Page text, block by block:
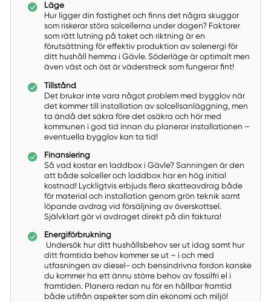
Läge
Hur ligger din fastighet och finns det några skuggor
som riskerar störa solcellerna under dagen? Faktorer
som rätt lutning på taket och riktning är en
förutsättning för effektiv produktion av solenergi för
ditt hushåll hemma i Gävle. Söderläge är optimalt men
även väst och öst är väderstreck som fungerar fint!
Tillstånd
Det brukar inte vara något problem med bygglov när
det kommer till installation av solcellsanläggning, men
ta ändå det säkra före det osäkra och hör med
kommunen i god tid innan du planerar installationen –
eventuella bygglov kan ta tid!
Finansiering
Så vad kostar en laddbox i Gävle? Sanningen är den
att både solceller och laddbox har en hög initial
kostnad! Lyckligtvis erbjuds flera skatteavdrag både
för material och installation genom grön teknik samt
löpande avdrag vid försäljning av överskottsel.
Självklart gör vi avdraget direkt på din faktura!
Energiförbrukning
Undersök hur ditt hushållsbehov ser ut idag samt hur
ditt framtida behov kommer se ut – i och med
utfasningen av diesel- och bensindrivna fordon kanske
du kommer ha ett ännu större behov av fossilfri el i
framtiden. Planera redan nu för en hållbar framtid
både utifrån aspekter som din ekonomi och miljö!